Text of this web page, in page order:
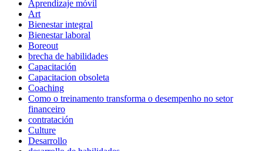
Aprendizaje móvil
Art
Bienestar integral
Bienestar laboral
Boreout
brecha de habilidades
Capacitación
Capacitacion obsoleta
Coaching
Como o treinamento transforma o desempenho no setor
financeiro
contratación
Culture
Desarrollo